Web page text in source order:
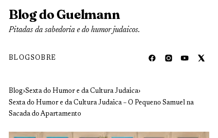
Blog do Guelmann
Pitadas da sabedoria e do humor judaicos.
BLOGSOBRE
Blog›Sexta do Humor e da Cultura Judaica›
Sexta do Humor e da Cultura Judaica – O Pequeno Samuel na
Sacada do Apartamento